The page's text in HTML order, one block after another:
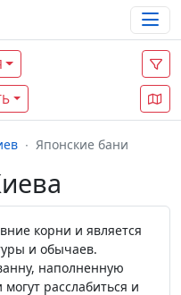
Японские бани
корни и является
и обычаев.
наполненную
расслабиться и